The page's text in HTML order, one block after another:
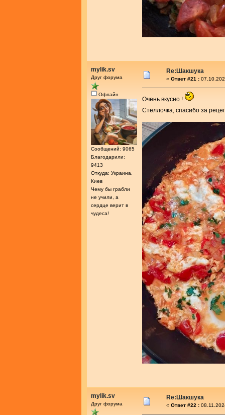
mylik.sv
Друг форума
Офлайн
Сообщений: 9065
Благодарили:
9413
Откуда: Украина,
Киев
Чему бы грабли
не учили, а
сердце верит в
чудеса!
Re:Шакшука
« Ответ #21 :
Очень вкусно !
Стеллочка, спасибо за
mylik.sv
Друг форума
Re:Шакшука
« Ответ #22 :